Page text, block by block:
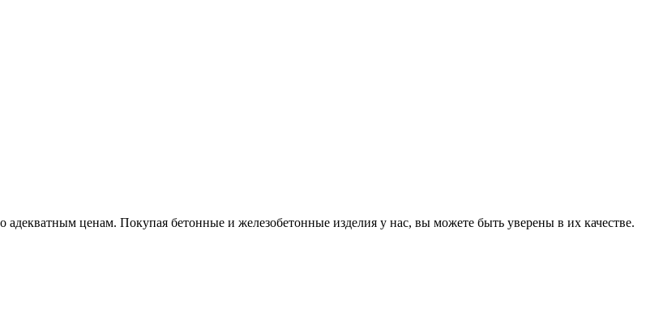
ценам. Покупая бетонные и железобетонные изделия у нас, вы можете быть уверены в их качестве.